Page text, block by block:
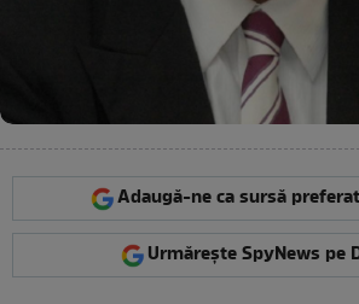
Adaugă-ne ca sursă
Urmărește SpyNews pe